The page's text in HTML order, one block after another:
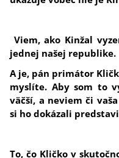
Viem, ako Kinžal
jednej našej republike.
A je, pán primátor
myslíte. Aby som to
väčší, a neviem či
si ho dokázali
To, čo Kličko v